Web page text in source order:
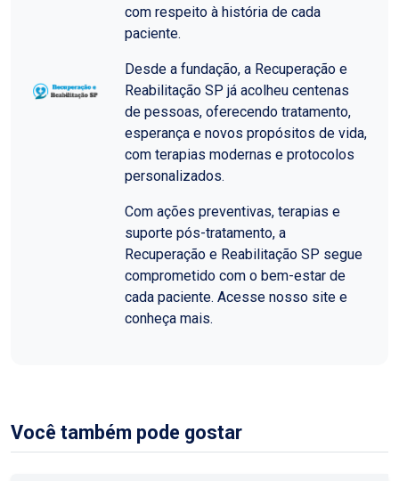
com respeito à história de cada
paciente.
Desde a fundação, a Recuperação e
Reabilitação SP já acolheu centenas
de pessoas, oferecendo tratamento,
esperança e novos propósitos de vida,
com terapias modernas e protocolos
personalizados.
Com ações preventivas, terapias e
suporte pós-tratamento, a
Recuperação e Reabilitação SP segue
comprometido com o bem-estar de
cada paciente. Acesse nosso site e
conheça mais.
Você também pode gostar